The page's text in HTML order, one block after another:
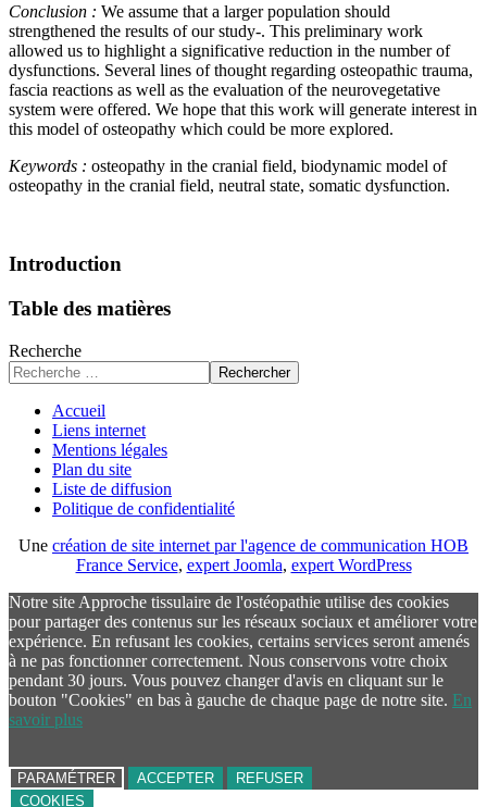
Conclusion : We assume that a larger population should
strengthened the results of our study-. This preliminary work
allowed us to highlight a significative reduction in the number of
dysfunctions. Several lines of thought regarding osteopathic trauma,
fascia reactions as well as the evaluation of the neurovegetative
system were offered. We hope that this work will generate interest in
this model of osteopathy which could be more explored.
Keywords : osteopathy in the cranial field, biodynamic model of
osteopathy in the cranial field, neutral state, somatic dysfunction.
Introduction
Table des matières
Recherche
Rechercher
Accueil
Liens internet
Mentions légales
Plan du site
Liste de diffusion
Politique de confidentialité
Une création de site internet par l'agence de communication HOB
France Service, expert Joomla, expert WordPress
Notre site Approche tissulaire de l'ostéopathie utilise des cookies
pour partager des contenus sur les réseaux sociaux et améliorer votre
expérience. En refusant les cookies, certains services seront amenés
à ne pas fonctionner correctement. Nous conservons votre choix
pendant 30 jours. Vous pouvez changer d'avis en cliquant sur le
bouton "Cookies" en bas à gauche de chaque page de notre site. En
savoir plus
PARAMÉTRER ACCEPTER
REFUSER
COOKIES